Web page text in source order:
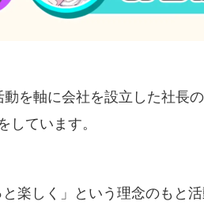
を軸に会社を設立した社長
しています。
楽しく」という理念のもと